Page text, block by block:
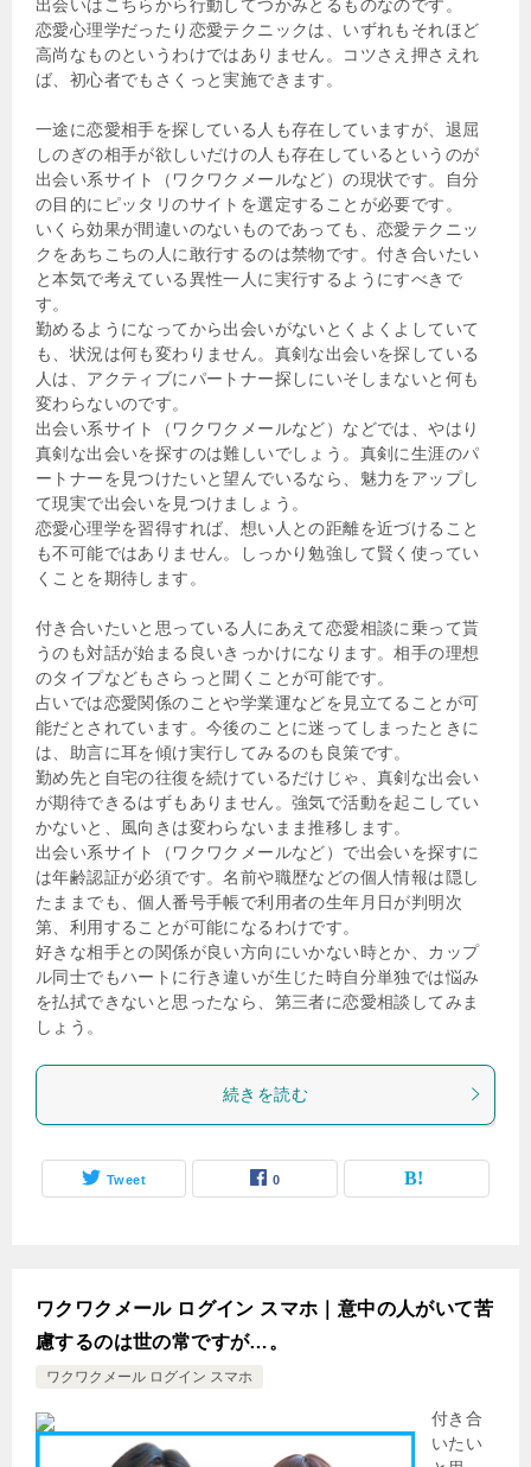
出会いはこちらから行動してつかみとるものなのです。
恋愛心理学だったり恋愛テクニックは、いずれもそれほど
高尚なものというわけではありません。コツさえ押さえれ
ば、初心者でもさくっと実施できます。
一途に恋愛相手を探している人も存在していますが、退屈
しのぎの相手が欲しいだけの人も存在しているというのが
出会い系サイト（ワクワクメールなど）の現状です。自分
の目的にピッタリのサイトを選定することが必要です。
いくら効果が間違いのないものであっても、恋愛テクニッ
クをあちこちの人に敢行するのは禁物です。付き合いたい
と本気で考えている異性一人に実行するようにすべきで
す。
勤めるようになってから出会いがないとくよくよしていて
も、状況は何も変わりません。真剣な出会いを探している
人は、アクティブにパートナー探しにいそしまないと何も
変わらないのです。
出会い系サイト（ワクワクメールなど）などでは、やはり
真剣な出会いを探すのは難しいでしょう。真剣に生涯のパ
ートナーを見つけたいと望んでいるなら、魅力をアップし
て現実で出会いを見つけましょう。
恋愛心理学を習得すれば、想い人との距離を近づけること
も不可能ではありません。しっかり勉強して賢く使ってい
くことを期待します。
付き合いたいと思っている人にあえて恋愛相談に乗って貰
うのも対話が始まる良いきっかけになります。相手の理想
のタイプなどもさらっと聞くことが可能です。
占いでは恋愛関係のことや学業運などを見立てることが可
能だとされています。今後のことに迷ってしまったときに
は、助言に耳を傾け実行してみるのも良策です。
勤め先と自宅の往復を続けているだけじゃ、真剣な出会い
が期待できるはずもありません。強気で活動を起こしてい
かないと、風向きは変わらないまま推移します。
出会い系サイト（ワクワクメールなど）で出会いを探すに
は年齢認証が必須です。名前や職歴などの個人情報は隠し
たままでも、個人番号手帳で利用者の生年月日が判明次
第、利用することが可能になるわけです。
好きな相手との関係が良い方向にいかない時とか、カップ
ル同士でもハートに行き違いが生じた時自分単独では悩み
を払拭できないと思ったなら、第三者に恋愛相談してみま
しょう。
続きを読む
Tweet 0
ワクワクメール ログイン スマホ｜意中の人がいて苦
慮するのは世の常ですが…。
ワクワクメール ログイン スマホ
付き合
いたい